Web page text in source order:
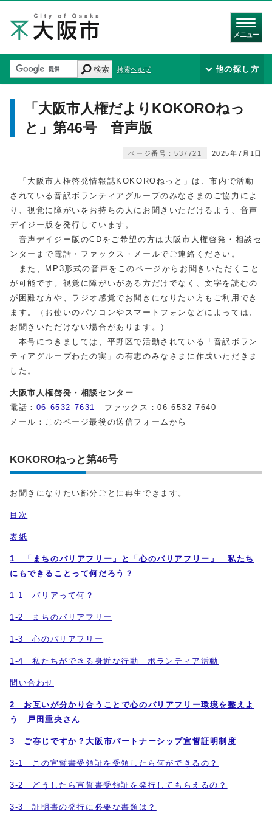
メニュー
検索 検索ヘルプ 他の探し方
「大阪市人権だよりKOKOROねっ
と」第46号 音声版
2025年7月1日
ページ番号：537721
「大阪市人権啓発情報誌KOKOROねっと」は、市内で活動
されている音訳ボランティアグループのみなさまのご協力によ
り、視覚に障がいをお持ちの人にお聞きいただけるよう、音声
デイジー版を発行しています。
音声デイジー版のCDをご希望の方は大阪市人権啓発・相談セ
ンターまで電話・ファックス・メールでご連絡ください。
また、MP3形式の音声をこのページからお聞きいただくこと
が可能です。視覚に障がいがある方だけでなく、文字を読むの
が困難な方や、ラジオ感覚でお聞きになりたい方もご利用でき
ます。（お使いのパソコンやスマートフォンなどによっては、
お聞きいただけない場合があります。）
本号につきましては、平野区で活動されている「音訳ボラン
ティアグループわたの実」の有志のみなさまに作成いただきま
した。
大阪市人権啓発・相談センター
電話： 06-6532-7631
ファックス：06-6532-7640
メール：このページ最後の送信フォームから
KOKOROねっと第46号
お聞きになりたい部分ごとに再生できます。
目次
表紙
1 「まちのバリアフリー」と「心のバリアフリー」 私たち
にもできることって何だろう？
1-1 バリアって何？
1-2 まちのバリアフリー
1-3 心のバリアフリー
1-4 私たちができる身近な行動 ボランティア活動
問い合わせ
2 お互いが分かり合うことで心のバリアフリー環境を整えよ
う 戸田重央さん
3 ご存じですか？大阪市パートナーシップ宣誓証明制度
3-1 この宣誓書受領証を受領したら何ができるの？
3-2 どうしたら宣誓書受領証を発行してもらえるの？
3-3 証明書の発行に必要な書類は？